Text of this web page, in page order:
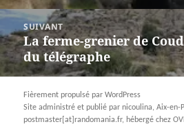
précédent :
SUIVANT
Article
suivant :
La ferme-grenier de
du télégraphe
Fièrement propulsé par WordPress
Site administré et publié par nicoulina, Aix-en-
postmaster[at]randomania.fr, hébergé chez